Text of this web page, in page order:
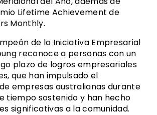
Lifetime Achievement de
Monthly.
de la Iniciativa Empresarial
reconoce a personas con un
plazo de logros empresariales
que han impulsado el
empresas australianas durante
tiempo sostenido y han hecho
significativas a la comunidad.